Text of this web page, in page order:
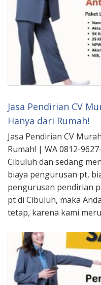
Jasa Pendirian CV
Hanya dari Rumah!
Jasa Pendirian CV
Rumah! | WA 0812-
Cibuluh dan sedang
biaya pengurusan pt,
pengurusan pendirian
pt di Cibuluh, maka
tetap, karena kami